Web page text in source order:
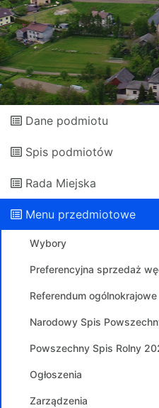
Dane podmiotu
Spis podmiotów
Rada Miejska
Menu przedmiotowe
Wybory
Preferencyjna sprzedaż
Referendum ogólnokrajowe
Narodowy Spis
Powszechny Spis Rolny
Ogłoszenia
Zarządzenia